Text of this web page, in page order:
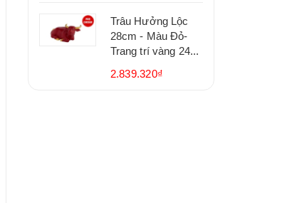
Trâu Hưởng Lộc
28cm - Màu Đỏ-
Trang trí vàng 24...
2.839.320₫